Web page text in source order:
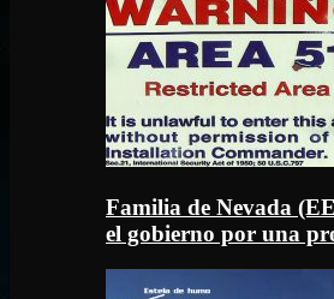
Familia de Nevada
el gobierno por una